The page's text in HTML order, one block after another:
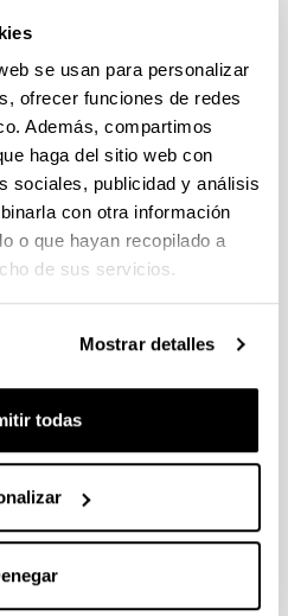
se usan para personalizar
ofrecer funciones de redes
Además, compartimos
haga del sitio web con
sociales, publicidad y análisis
con otra información
o que hayan recopilado a
de sus servicios.
Mostrar detalles
todas
LEADER RETAINING
DE
DOCTOR EN LA UPV/EHU
de solicitudes: 03/06/2026 -
de solicitudes admitidas y
alegaciones: del 17/07/2026
PROPIOS DE UN
Definitiva de concedidos y
Páginas intermedias Use